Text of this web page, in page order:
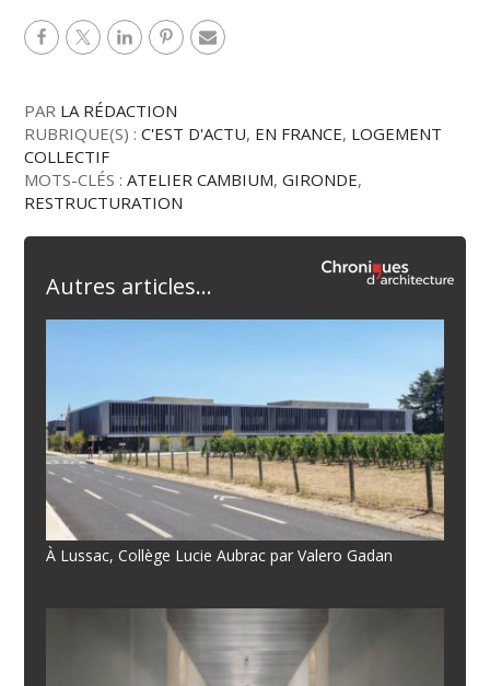
PAR LA RÉDACTION
RUBRIQUE(S) :C'EST D'ACTU, EN FRANCE, LOGEMENT
COLLECTIF
MOTS-CLÉS :ATELIER CAMBIUM,GIRONDE,
RESTRUCTURATION
Autres articles...
À Lussac, Collège Lucie Aubrac par Valero Gadan